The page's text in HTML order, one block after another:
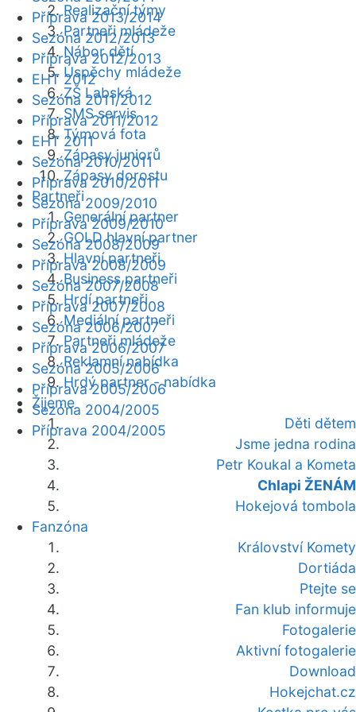
Realizační týmy
Partneři mládeže
Nábor dětí
Úspěchy mládeže
ZŠ Labská
SMS servis
Týmová fota
Zápasy juniorů
Zápasy dorostu
Partneři
Generální partner
GOLD hlavní partner
Hlavní partneři
Business partneři
Hrdí partneři
Mediální partneři
Partneři mládeže
Reklamní nabídka
Hrdý partner - nabídka
Žijeme
Děti dětem
Jsme jedna rodina
Petr Koukal a Kometa
Chlapi ŽENÁM
Hokejová tombola
Fanzóna
Království Komety
Dortiáda
Ptejte se
Fan klub informuje
Fotogalerie
Aktivní fotogalerie
Download
Hokejchat.cz
Příprava 2013/2014
Sezóna 2012/2013
Příprava 2012/2013
EHT 2012
Sezóna 2011/2012
Příprava 2011/2012
EHT 2011
Sezóna 2010/2011
Příprava 2010/2011
Sezóna 2009/2010
Příprava 2009/2010
Sezóna 2008/2009
Příprava 2008/2009
Sezóna 2007/2008
Příprava 2007/2008
Sezóna 2006/2007
Příprava 2006/2007
Sezóna 2005/2006
Příprava 2005/2006
Sezóna 2004/2005
Příprava 2004/2005